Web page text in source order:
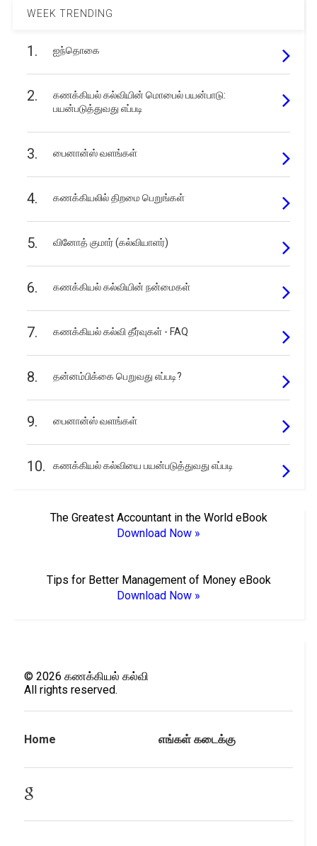
WEEK TRENDING
1. ஐந்தொகை
2.
கணக்கியல் கல்வியின் மொபைல் பயன்பாடு:
பயன்படுத்துவது எப்படி
3. பைனான்ஸ் வளங்கள்
4. கணக்கியலில் திறமை பெறுங்கள்
5. வினோத் குமார் (கல்வியாளர்)
6. கணக்கியல் கல்வியின் நன்மைகள்
7. கணக்கியல் கல்வி தீர்வுகள் - FAQ
8. தன்னம்பிக்கை பெறுவது எப்படி?
9. பைனான்ஸ் வளங்கள்
10. கணக்கியல் கல்வியை பயன்படுத்துவது எப்படி
The Greatest Accountant in the World eBook
Download Now »
Tips for Better Management of Money eBook
Download Now »
©2026 கணக்கியல் கல்வி
All rights reserved.
Home எங்கள் கடைக்கு